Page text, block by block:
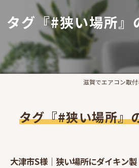
タグ『#狭い場所』
滋賀でエアコン取
タグ『#狭い場所』
大津市S様｜狭い場所にダイキン製